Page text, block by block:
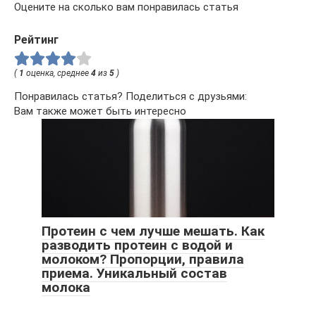
Оцените на сколько вам понравилась статья
Рейтинг
( 1 оценка, среднее 4 из 5 )
Понравилась статья? Поделиться с друзьями:
Вам также может быть интересно
Протеин с чем лучше мешать. Как
разводить протеин с водой и
молоком? Пропорции, правила
приема. Уникальный состав
молока